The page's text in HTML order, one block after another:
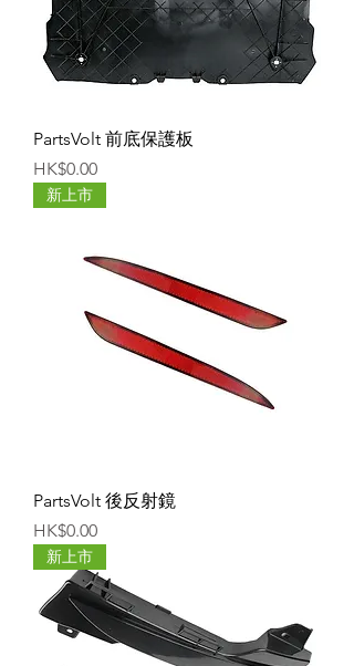
PartsVolt 前底保護板
價格
HK$0.00
新上市
PartsVolt 後反射鏡
價格
HK$0.00
新上市